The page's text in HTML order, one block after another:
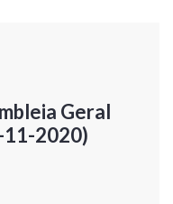
Geral
11-2020)